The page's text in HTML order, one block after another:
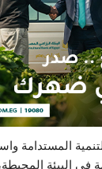
المستدامة
في البيئة